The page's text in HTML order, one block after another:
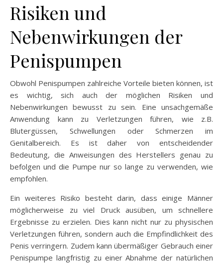
Risiken und
Nebenwirkungen der
Penispumpen
Obwohl Penispumpen zahlreiche Vorteile bieten können, ist
es wichtig, sich auch der möglichen Risiken und
Nebenwirkungen bewusst zu sein. Eine unsachgemäße
Anwendung kann zu Verletzungen führen, wie z.B.
Blutergüssen, Schwellungen oder Schmerzen im
Genitalbereich. Es ist daher von entscheidender
Bedeutung, die Anweisungen des Herstellers genau zu
befolgen und die Pumpe nur so lange zu verwenden, wie
empfohlen.
Ein weiteres Risiko besteht darin, dass einige Männer
möglicherweise zu viel Druck ausüben, um schnellere
Ergebnisse zu erzielen. Dies kann nicht nur zu physischen
Verletzungen führen, sondern auch die Empfindlichkeit des
Penis verringern. Zudem kann übermäßiger Gebrauch einer
Penispumpe langfristig zu einer Abnahme der natürlichen